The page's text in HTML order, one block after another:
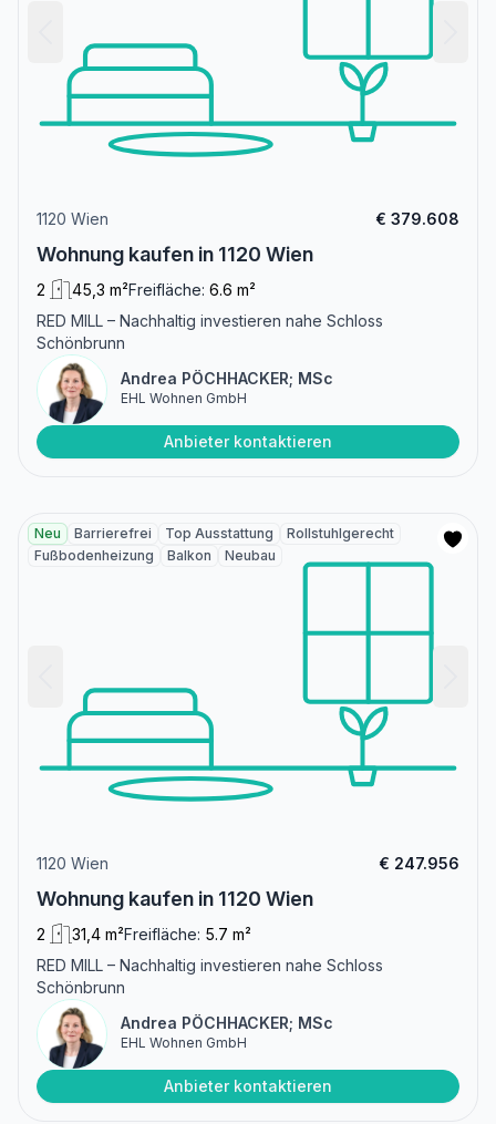
1120 Wien € 379.608
Wohnung kaufen in 1120 Wien
2 45,3 m²Freifläche: 6.6 m²
RED MILL – Nachhaltig investieren nahe Schloss
Schönbrunn
Andrea PÖCHHACKER; MSc
EHL Wohnen GmbH
Anbieter kontaktieren
Neu Barrierefrei Top Ausstattung
Rollstuhlgerecht
Fußbodenheizung
Balkon Neubau
1120 Wien € 247.956
Wohnung kaufen in 1120 Wien
2 31,4 m²Freifläche: 5.7 m²
RED MILL – Nachhaltig investieren nahe Schloss
Schönbrunn
Andrea PÖCHHACKER; MSc
EHL Wohnen GmbH
Anbieter kontaktieren